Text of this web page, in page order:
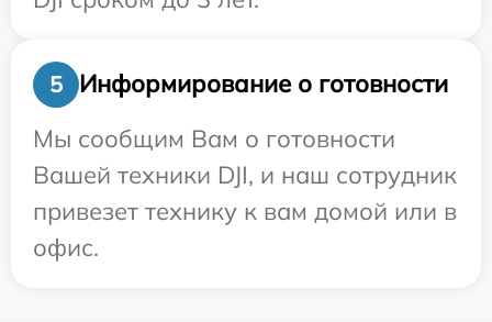
5
Информирование о готовности
Мы сообщим Вам о готовности
Вашей техники DJI, и наш сотрудник
привезет технику к вам домой или в
офис.